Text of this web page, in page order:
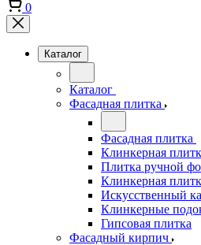
0
Каталог
Каталог
Фасадная плитка
Фасадная плитка
Клинкерная
Плитка ручной
Клинкерная
Искусственный
Клинкерные
Гипсовая плитка
Фасадный кирпич